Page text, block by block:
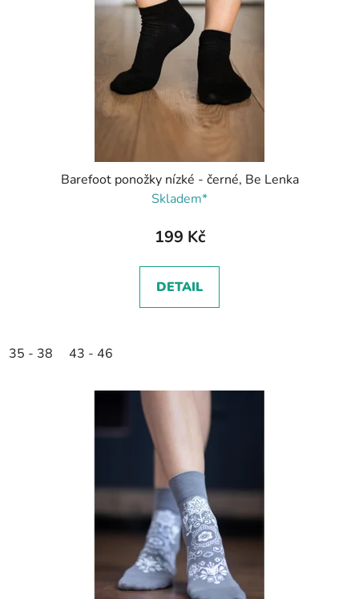
Barefoot ponožky nízké - černé, Be Lenka
Skladem*
199 Kč
DETAIL
35 - 38 43 - 46